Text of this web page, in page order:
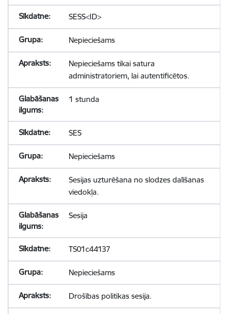
SESS<ID>
Nepieciešams
Nepieciešams tikai satura
administratoriem, lai autentificētos.
1 stunda
SES
Nepieciešams
Sesijas uzturēšana no slodzes dalīšanas
viedokļa.
Sesija
TS01c44137
Nepieciešams
Drošības politikas sesija.